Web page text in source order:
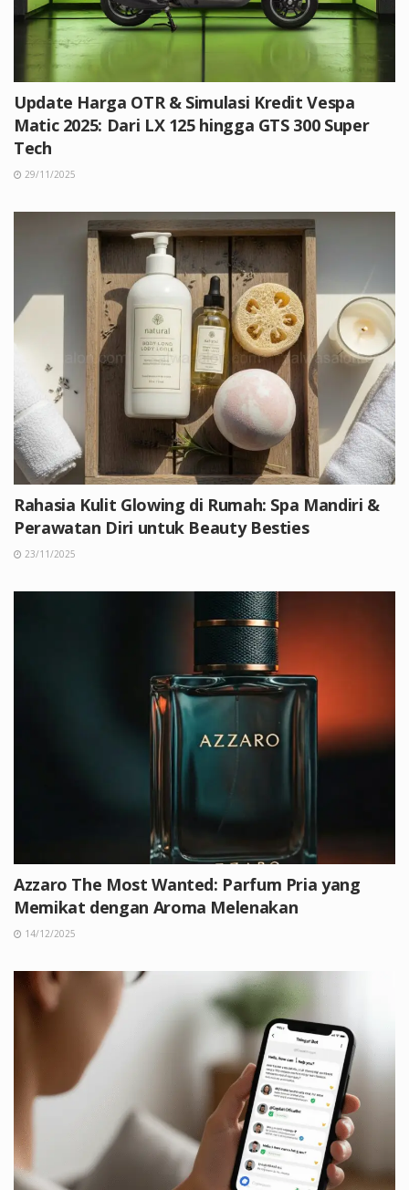
Update Harga OTR & Simulasi Kredit Vespa
Matic 2025: Dari LX 125 hingga GTS 300 Super
Tech
29/11/2025
Rahasia Kulit Glowing di Rumah: Spa Mandiri &
Perawatan Diri untuk Beauty Besties
23/11/2025
Azzaro The Most Wanted: Parfum Pria yang
Memikat dengan Aroma Melenakan
14/12/2025